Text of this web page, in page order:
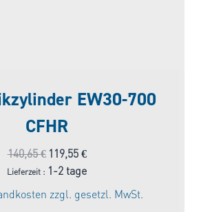
EW30-700
CFHR
140,65€ Ursprünglicher
Preis
war:
140,65 €
119,55 €Aktueller
Preis
Lieferzeit : 1-2 tage
zzgl. gesetzl. MwSt.